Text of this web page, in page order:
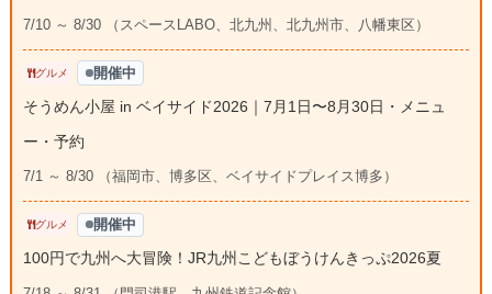
7/10 ～ 8/30 （スペースLABO、北九州、北九州市、八幡東区）
グルメ 開催中
そうめん小屋 in ベイサイド2026｜7月1日〜8月30日・メニュ
ー・予約
7/1 ～ 8/30 （福岡市、博多区、ベイサイドプレイス博多）
グルメ 開催中
100円で九州へ大冒険！JR九州こどもぼうけんきっぷ2026夏